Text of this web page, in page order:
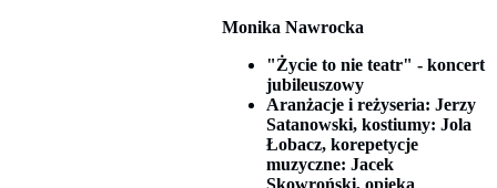
Monika Nawrocka
"Życie to nie teatr" - koncert
jubileuszowy
Aranżacje i reżyseria: Jerzy
Satanowski, kostiumy: Jola
Łobacz, korepetycje
muzyczne: Jacek
Skowroński, opieka